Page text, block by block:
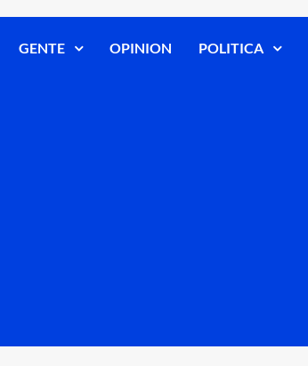
GENTE OPINION POLITICA